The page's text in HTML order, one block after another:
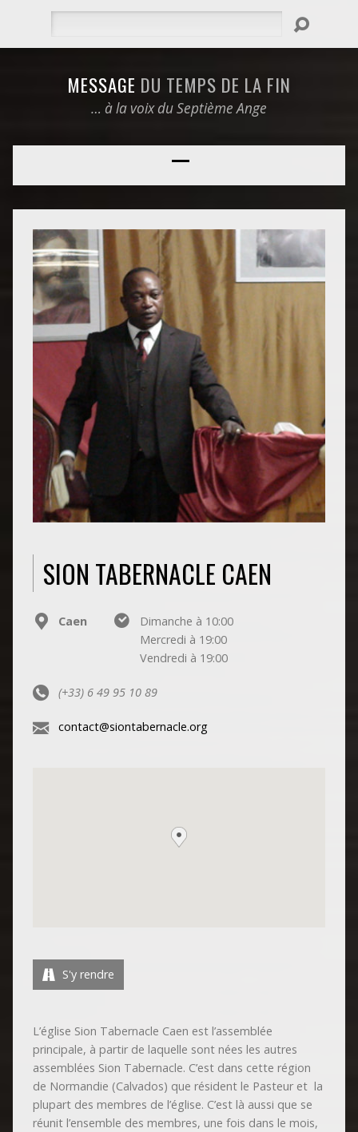
MESSAGE DU TEMPS DE LA FIN
… à la voix du Septième Ange
SION TABERNACLE CAEN
Caen
Dimanche à 10:00
Mercredi à 19:00
Vendredi à 19:00
(+33) 6 49 95 10 89
contact@siontabernacle.org
S'y rendre
L’église Sion Tabernacle Caen est l’assemblée
principale, à partir de laquelle sont nées les autres
assemblées Sion Tabernacle. C’est dans cette région
de Normandie (Calvados) que résident le Pasteur et la
plupart des membres de l’église. C’est là aussi que se
réunit l’ensemble des membres, une fois dans le mois,